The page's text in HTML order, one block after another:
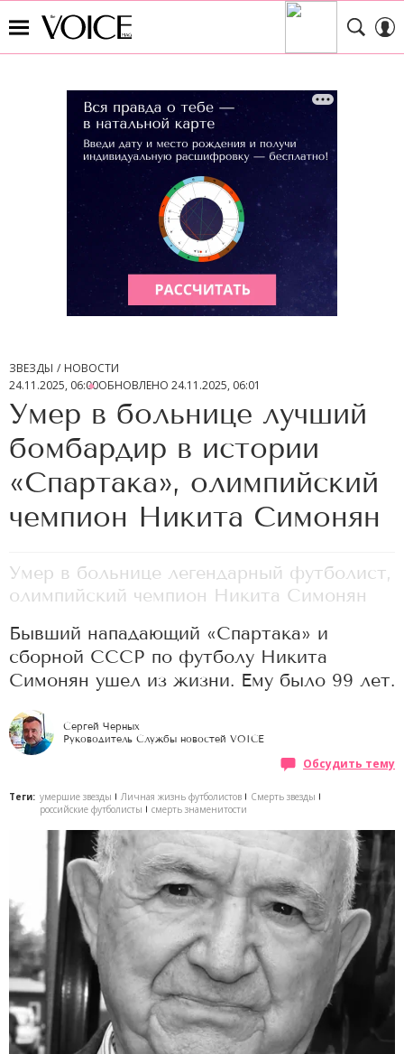
ЗВЕЗДЫ
НОВОСТИ
24.11.2025, 06:00ОБНОВЛЕНО 24.11.2025, 06:01
Умер в больнице лучший
бомбардир в истории
«Спартака», олимпийский
чемпион Никита Симонян
Умер в больнице легендарный футболист,
олимпийский чемпион Никита Симонян
Бывший нападающий «Спартака» и
сборной СССР по футболу Никита
Симонян ушел из жизни. Ему было 99 лет.
Сергей Черных
Руководитель Службы новостей VOICE
Обсудить тему
Теги: умершие звезды Личная жизнь футболистов
Смерть звезды
российские футболисты
смерть знаменитости